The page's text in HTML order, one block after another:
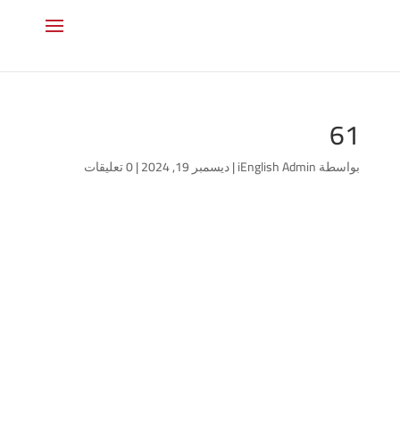
61
بواسطةiEnglish Admin
|ديسمبر 19, 2024 |0 تعليقات